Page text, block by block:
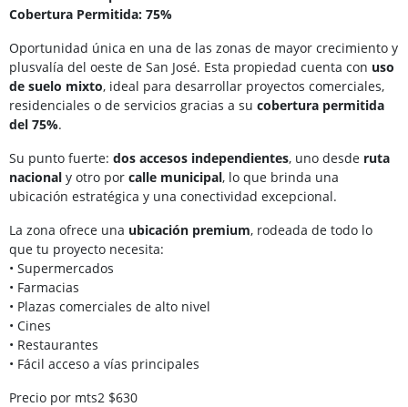
Cobertura Permitida: 75%
Oportunidad única en una de las zonas de mayor crecimiento y
plusvalía del oeste de San José. Esta propiedad cuenta con uso
de suelo mixto, ideal para desarrollar proyectos comerciales,
residenciales o de servicios gracias a su cobertura permitida
del 75%.
Su punto fuerte: dos accesos independientes, uno desde ruta
nacional y otro por calle municipal, lo que brinda una
ubicación estratégica y una conectividad excepcional.
La zona ofrece una ubicación premium, rodeada de todo lo
que tu proyecto necesita:
• Supermercados
• Farmacias
• Plazas comerciales de alto nivel
• Cines
• Restaurantes
• Fácil acceso a vías principales
Precio por mts2 $630